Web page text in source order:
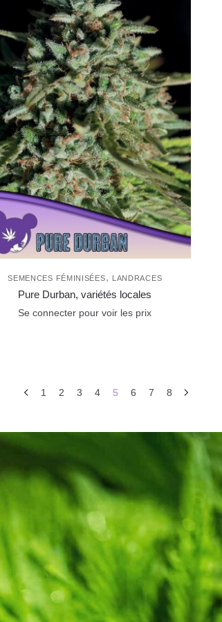
SEMENCES FÉMINISÉES, LANDRACES
Pure Durban, variétés locales
Se connecter pour voir les prix
1 2 3 4 5 6 7 8